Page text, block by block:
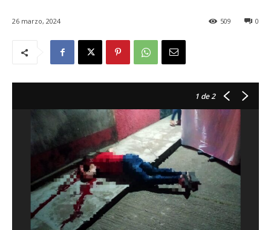
26 marzo, 2024 0
509
1 de 2